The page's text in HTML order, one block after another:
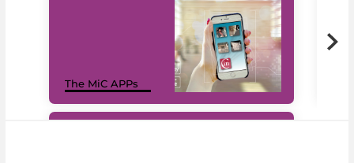
The MiC APPs